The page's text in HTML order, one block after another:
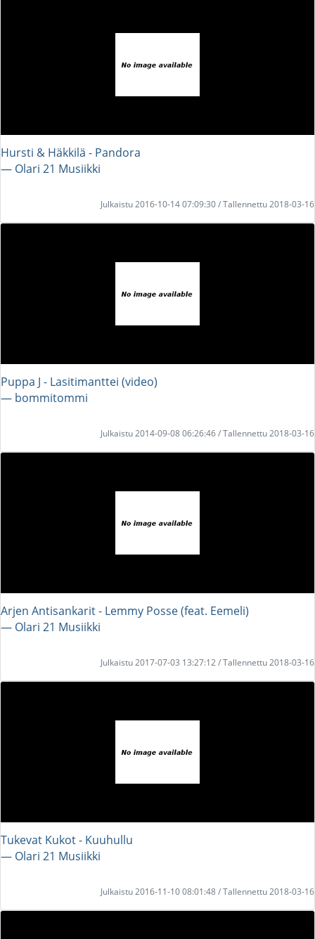
Hursti & Häkkilä - Pandora
― Olari 21 Musiikki
Julkaistu 2016-10-14 07:09:30 / Tallennettu 2018-03-16
Puppa J - Lasitimanttei (video)
― bommitommi
Julkaistu 2014-09-08 06:26:46 / Tallennettu 2018-03-16
Arjen Antisankarit - Lemmy Posse (feat. Eemeli)
― Olari 21 Musiikki
Julkaistu 2017-07-03 13:27:12 / Tallennettu 2018-03-16
Tukevat Kukot - Kuuhullu
― Olari 21 Musiikki
Julkaistu 2016-11-10 08:01:48 / Tallennettu 2018-03-16